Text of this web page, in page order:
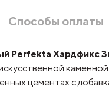
Способы оплаты
Perfekta Хардфикс
цементах с